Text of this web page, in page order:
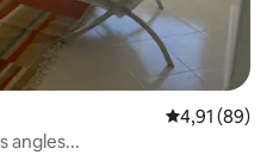
Évaluation
4,91 (89)
angles...